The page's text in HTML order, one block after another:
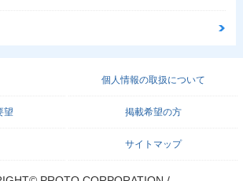
個人情報の取扱について
望 掲載希望の方
サイトマップ